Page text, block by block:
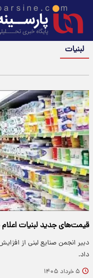
لبنیات
قیمت‌های جدید لبنیات
داد.
۵ خرداد ۱۴۰۵